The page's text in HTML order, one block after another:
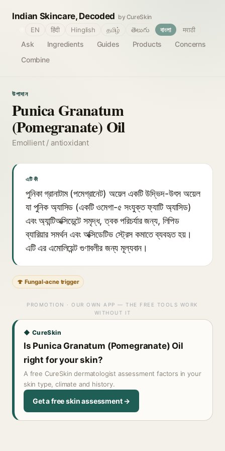
Indian Skincare, Decoded by CureSkin
Ask Ingredients Guides Products
Concerns
Combine
EN हिंदी Hinglish தமிழ் తెలుగు বাংলা मराठी
উপাদান
Punica Granatum
(Pomegranate) Oil
Emollient / antioxidant
এটি কী
পুনিকা গ্রানাটাম (পমেগ্রানেট) অয়েল একটি উদ্ভিদ-উৎস অয়েল
যা পুনিক অ্যাসিড (একটি ওমেগা-৫ সংযুক্ত ফ্যাটি অ্যাসিড)
এবং অ্যান্টিঅক্সিডেন্টে সমৃদ্ধ, ত্বক পরিচর্যার জন্য, লিপিড
ব্যারিয়ার সমর্থন এবং অক্সিডেটিভ স্ট্রেস কমাতে ব্যবহৃত হয়।
এটি এর এমোলিয়েন্ট গুণাবলীর জন্য মূল্যবান।
🍄 Fungal-acne trigger
PROMOTION · OUR OWN APP — THE FREE TOOLS WORK
WITHOUT IT
◆ CureSkin
Is Punica Granatum (Pomegranate) Oil
right for your skin?
A free CureSkin dermatologist assessment factors in your
skin type, climate and history.
Get a free skin assessment →